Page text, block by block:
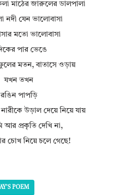
মাঠের জারুলের ডালপালা
নদী যেন ভালোবাসা
মতো ভালোবাসা
পার ভেঙে
মতন, বাতাসে ওড়ায়
যখন তখন
রঙিন পাপড়ি
উড়াল দেয়ে নিয়ে যায়
আর প্রকৃতি দেখি না,
চোখ নিয়ে চলে গেছে!
POEM